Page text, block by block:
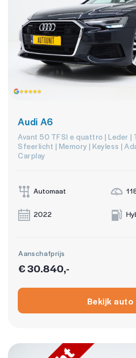
Audi A6
Avant 50 TFSI e quattro | Leder |
Sfeerlicht | Memory | Keyless |
Carplay
Automaat
2022
Aanschafprijs
€ 30.840,-
Bekijk auto